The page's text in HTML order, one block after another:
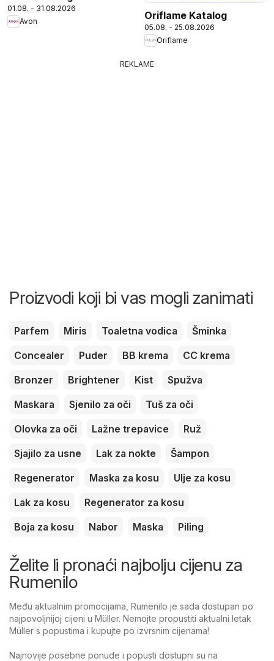
01.08. - 31.08.2026
Avon
Oriflame Katalog
05.08. - 25.08.2026
Oriflame
REKLAME
Proizvodi koji bi vas mogli zanimati
Parfem Miris Toaletna vodica
Šminka
Concealer
Puder BB krema
CC krema
Bronzer
Brightener Kist
Spužva
Maskara
Sjenilo za oči
Tuš za oči
Olovka za oči
Lažne trepavice
Ruž
Sjajilo za usne
Lak za nokte
Šampon
Regenerator
Maska za kosu
Ulje za kosu
Lak za kosu
Regenerator za kosu
Boja za kosu
Nabor Maska Piling
Želite li pronaći najbolju cijenu za
Rumenilo
Među aktualnim promocijama, Rumenilo je sada dostupan po
najpovoljnijoj cijeni u Müller. Nemojte propustiti aktualni letak
Müller s popustima i kupujte po izvrsnim cijenama!
Najnovije posebne ponude i popusti dostupni su na